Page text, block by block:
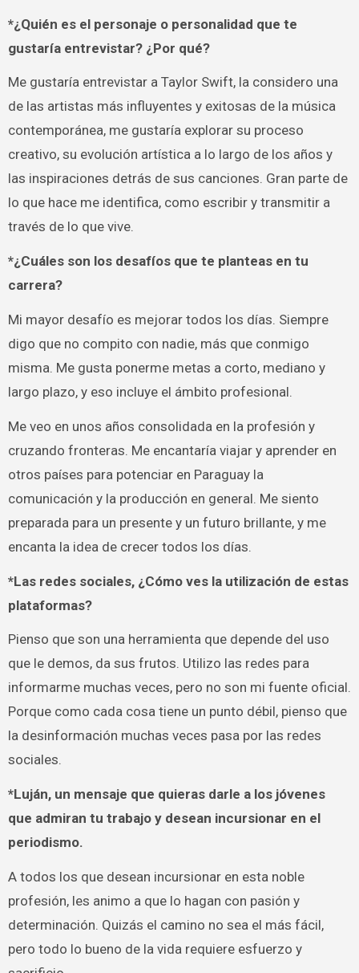
*¿Quién es el personaje o personalidad que te
gustaría entrevistar? ¿Por qué?
Me gustaría entrevistar a Taylor Swift, la considero una
de las artistas más influyentes y exitosas de la música
contemporánea, me gustaría explorar su proceso
creativo, su evolución artística a lo largo de los años y
las inspiraciones detrás de sus canciones. Gran parte de
lo que hace me identifica, como escribir y transmitir a
través de lo que vive.
*¿Cuáles son los desafíos que te planteas en tu
carrera?
Mi mayor desafío es mejorar todos los días. Siempre
digo que no compito con nadie, más que conmigo
misma. Me gusta ponerme metas a corto, mediano y
largo plazo, y eso incluye el ámbito profesional.
Me veo en unos años consolidada en la profesión y
cruzando fronteras. Me encantaría viajar y aprender en
otros países para potenciar en Paraguay la
comunicación y la producción en general. Me siento
preparada para un presente y un futuro brillante, y me
encanta la idea de crecer todos los días.
*Las redes sociales, ¿Cómo ves la utilización de estas
plataformas?
Pienso que son una herramienta que depende del uso
que le demos, da sus frutos. Utilizo las redes para
informarme muchas veces, pero no son mi fuente oficial.
Porque como cada cosa tiene un punto débil, pienso que
la desinformación muchas veces pasa por las redes
sociales.
*Luján, un mensaje que quieras darle a los jóvenes
que admiran tu trabajo y desean incursionar en el
periodismo.
A todos los que desean incursionar en esta noble
profesión, les animo a que lo hagan con pasión y
determinación. Quizás el camino no sea el más fácil,
pero todo lo bueno de la vida requiere esfuerzo y